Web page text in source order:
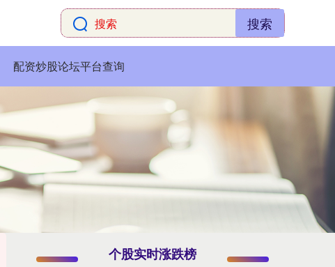
搜索
配资炒股论坛平台查询
个股实时涨跌榜